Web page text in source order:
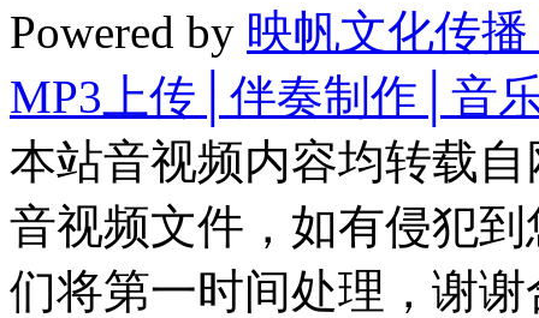
Powered by 映帆文化传
MP3上传│伴奏制作│音
本站音视频内容均转载
音视频文件，如有侵犯
们将第一时间处理，谢谢